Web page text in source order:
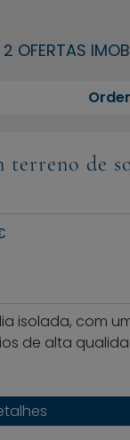
2 OFERTAS
terreno de
isolada, com
de alta